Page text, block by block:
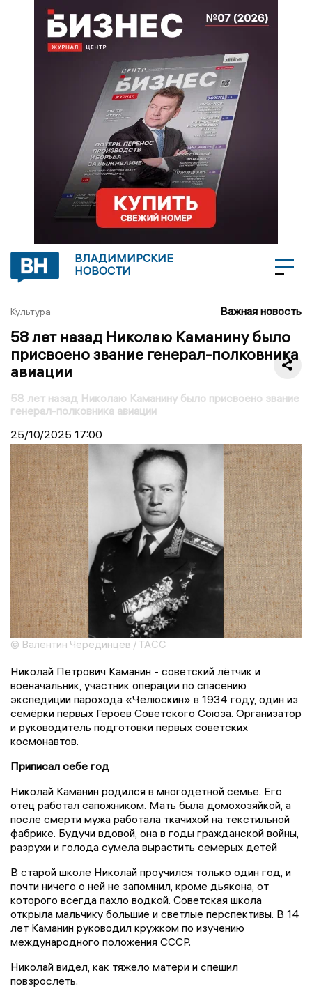
ВЛАДИМИРСКИЕ
НОВОСТИ
Культура Важная новость
58 лет назад Николаю Каманину было
присвоено звание генерал-полковника
авиации
58 лет назад Николаю Каманину было присвоено звание
генерал-полковника авиации
25/10/2025 17:00
© Валентин Черединцев / ТАСС
Николай Петрович Каманин - советский лётчик и
военачальник, участник операции по спасению
экспедиции парохода «Челюскин» в 1934 году, один из
семёрки первых Героев Советского Союза. Организатор
и руководитель подготовки первых советских
космонавтов.
Приписал себе год
Николай Каманин родился в многодетной семье. Его
отец работал сапожником. Мать была домохозяйкой, а
после смерти мужа работала ткачихой на текстильной
фабрике. Будучи вдовой, она в годы гражданской войны,
разрухи и голода сумела вырастить семерых детей
В старой школе Николай проучился только один год, и
почти ничего о ней не запомнил, кроме дьякона, от
которого всегда пахло водкой. Советская школа
открыла мальчику большие и светлые перспективы. В 14
лет Каманин руководил кружком по изучению
международного положения СССР.
Николай видел, как тяжело матери и спешил
повзрослеть.